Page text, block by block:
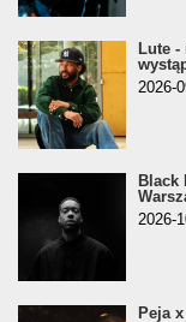
Lute
2026-
Black
2026-
Peja